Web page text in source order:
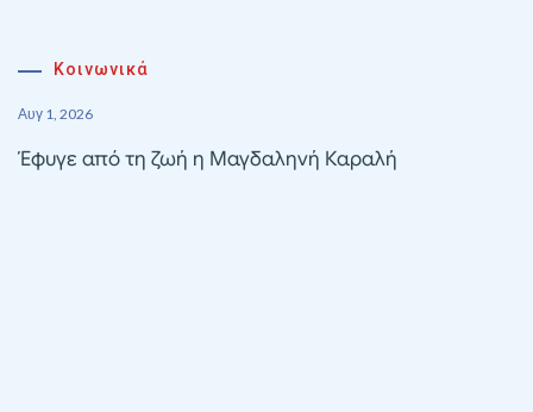
Κοινωνικά
Αυγ 1, 2026
Έφυγε από τη ζωή η Μαγδαληνή Καραλή